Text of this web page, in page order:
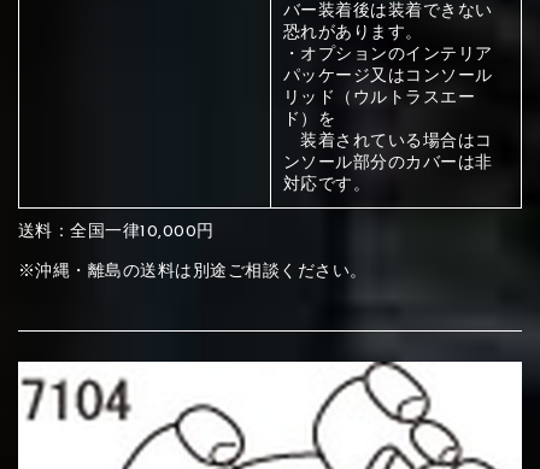
②Gray ③Red
サブ生地は下記16種類からご選択ください。
①Beige
④Brown ⑤Dark Brown ⑥Yellow
赤く塗られている場所を選択
刺繍は下記21種類からご選択ください。
赤く塗られている場所を選択
刺繍は下記21種類からご選択ください。
①Black ③Light gray
赤く塗られている場所を選択
①Black ②Gray ③Light gray
バー装着後は装着できない
恐れがあります。
・オプションのインテリア
パッケージ又はコンソール
リッド（ウルトラスエー
ド）を
装着されている場合はコ
ンソール部分のカバーは非
対応です。
送料：全国一律10,000円
※沖縄・離島の送料は別途ご相談ください。